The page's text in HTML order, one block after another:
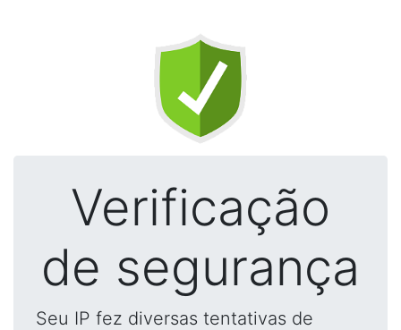
Verificação
de segurança
Seu IP fez diversas tentativas de